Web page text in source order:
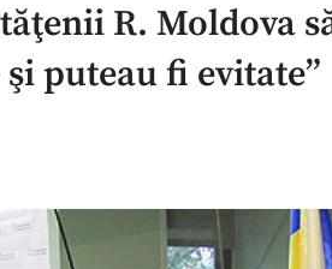
+1
R. Moldova
puteau fi evitate”